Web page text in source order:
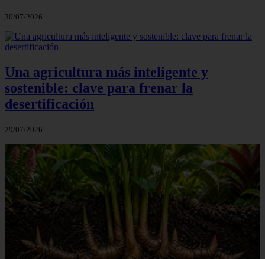
30/07/2026
Una agricultura más inteligente y
sostenible: clave para frenar la
desertificación
29/07/2026